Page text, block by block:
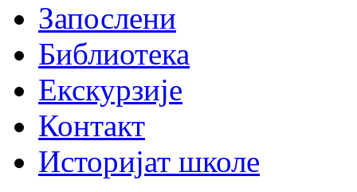
Запослени
Библиотека
Екскурзије
Контакт
Историјат школе